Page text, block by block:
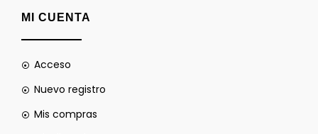
MI CUENTA
Acceso
Nuevo registro
Mis compras